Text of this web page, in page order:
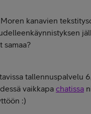
kanavien
samaa?
tallennuspalvelu
vaikkapa chatissa
:)